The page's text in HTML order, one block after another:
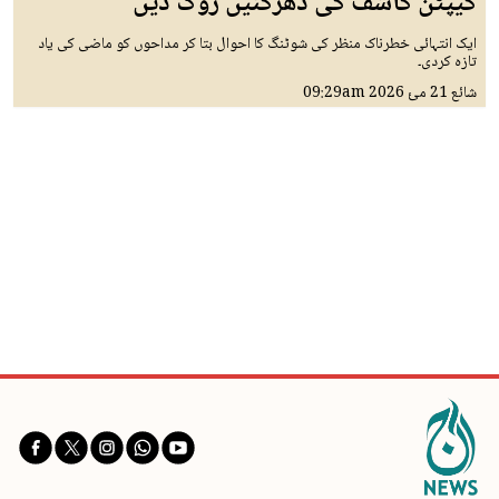
ایک انتہائی خطرناک منظر کی شوٹنگ کا احوال بتا کر مداحوں کو ماضی کی یاد
تازہ کردی۔
شائع21 مئ 2026 09:29am